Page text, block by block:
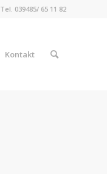
Tel. 039485/ 65 11 82
Kontakt